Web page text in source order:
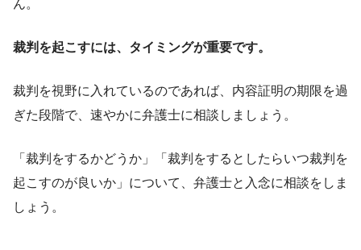
ん。
裁判を起こすには、タイミングが重要です。
裁判を視野に入れているのであれば、内容証明の期限を過
ぎた段階で、速やかに弁護士に相談しましょう。
「裁判をするかどうか」「裁判をするとしたらいつ裁判を
起こすのが良いか」について、弁護士と入念に相談をしま
しょう。